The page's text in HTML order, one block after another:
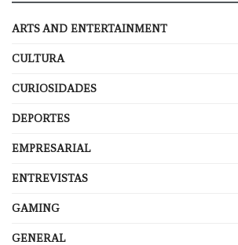
ARTS AND ENTERTAINMENT
CULTURA
CURIOSIDADES
DEPORTES
EMPRESARIAL
ENTREVISTAS
GAMING
GENERAL